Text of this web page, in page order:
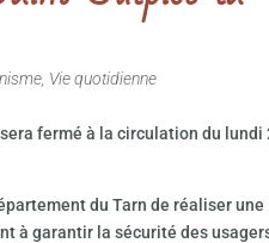
, Vie quotidienne
fermé à la circulation du lundi
du Tarn de réaliser une
à garantir la sécurité des